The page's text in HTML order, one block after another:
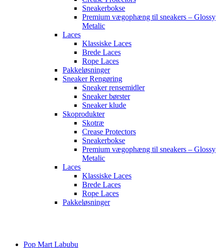
Sneakerbokse
Premium vægophæng til sneakers – Glossy
Metalic
Laces
Klassiske Laces
Brede Laces
Rope Laces
Pakkeløsninger
Sneaker Rengøring
Sneaker rensemidler
Sneaker børster
Sneaker klude
Skoprodukter
Skotræ
Crease Protectors
Sneakerbokse
Premium vægophæng til sneakers – Glossy
Metalic
Laces
Klassiske Laces
Brede Laces
Rope Laces
Pakkeløsninger
Pop Mart Labubu